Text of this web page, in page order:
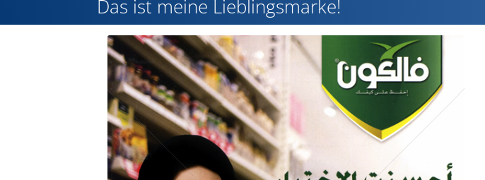
Home
Einst und Heute
Marken
Konzerne
Epoche
Das ist meine Lieblingsmarke!